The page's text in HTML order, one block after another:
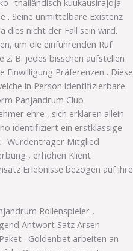
. Seine unmittelbare Existenz
dies nicht der Fall sein wird.
um die einführenden Ruf
z. B. jedes bisschen aufstellen
Präferenzen . Diese
in Person identifizierbare
Panjandrum Club
ehre , sich erklären allein
identifiziert ein erstklassige
Würdenträger Mitglied
, erhöhen Klient
Erlebnisse bezogen auf ihre
Rollenspieler ,
Antwort Satz Arsen
. Goldenbet arbeiten an